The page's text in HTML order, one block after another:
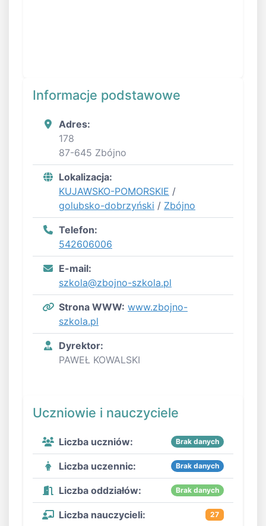
Informacje podstawowe
Adres:
178
87-645 Zbójno
Lokalizacja:
KUJAWSKO-POMORSKIE /
golubsko-dobrzyński / Zbójno
Telefon:
542606006
E-mail:
szkola@zbojno-szkola.pl
Strona WWW: www.zbojno-
szkola.pl
Dyrektor:
PAWEŁ KOWALSKI
Uczniowie i nauczyciele
Liczba uczniów: Brak danych
Liczba uczennic: Brak danych
Liczba oddziałów: Brak danych
Liczba nauczycieli: 27